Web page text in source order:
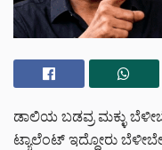
ಡಾಲಿಯ ಬಡವ್ರ ಮಕ್ಳು
ಟ್ಯಾಲೆಂಟ್ ಇದ್ದೋರು